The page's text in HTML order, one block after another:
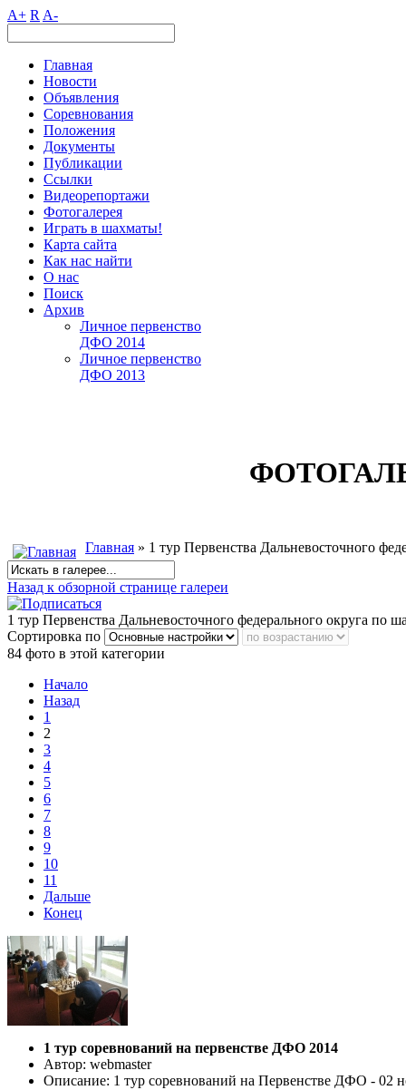
A+ R A-
Главная
Новости
Объявления
Соревнования
Положения
Документы
Публикации
Ссылки
Видеорепортажи
Фотогалерея
Играть в шахматы!
Карта сайта
Как нас найти
О нас
Поиск
Архив
Личное первенство
ДФО 2014
Личное первенство
ДФО 2013
Главная » 1 тур Первенства Дальневосточного
Назад к обзорной странице галереи
1 тур Первенства Дальневосточного федерального округа по
Сортировка по
84 фото в этой категории
Начало
Назад
1
2
3
4
5
6
7
8
9
10
11
Дальше
Конец
1 тур соревнований на первенстве ДФО 2014
Автор: webmaster
Описание: 1 тур соревнований на Первенстве ДФО - 02